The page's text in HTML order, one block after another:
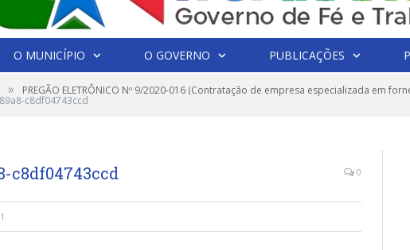
O MUNICÍPIO O GOVERNO PUBLICAÇÕES
» PREGÃO ELETRÔNICO Nº 9/2020-016 (Contratação de empresa especializada em
c8df04743ccd
c8df04743ccd 0